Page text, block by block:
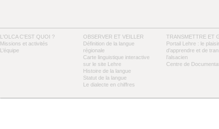
L'OLCA C'EST QUOI ?
Missions et activités
L’équipe
OBSERVER ET VEILLER
Définition de la langue
régionale
Carte linguistique interactive
sur le site Lehre
Histoire de la langue
Statut de la langue
Le dialecte en chiffres
TRANSMETTRE ET
Portail Lehre : le plaisir
d’apprendre et de
l’alsacien
Centre de